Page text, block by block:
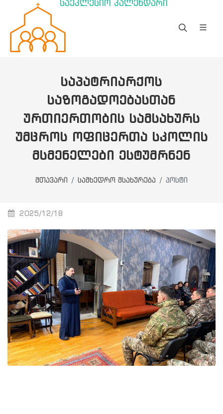
საეკლესიო კალენდარი
ᲡᲐᲞᲐᲢᲠᲘᲐᲠᲥᲝᲡ
ᲡᲐᲖᲝᲒᲐᲓᲝᲔᲑᲐᲡᲗᲐᲜ
ᲣᲠᲗᲘᲔᲠᲗᲝᲑᲘᲡ ᲡᲐᲛᲡᲐᲮᲣᲠᲡ
ᲣᲛᲪᲠᲝᲡ ᲝᲤᲘᲪᲔᲠᲗᲐ ᲡᲙᲝᲚᲘᲡ
ᲛᲡᲛᲔᲜᲔᲚᲔᲑᲘ ᲔᲡᲢᲣᲛᲠᲜᲔᲜ
მთავარი სამხედრო მსახურება პოსტი
2025/12/18